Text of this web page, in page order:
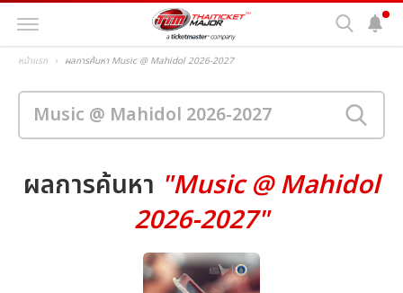
หน้าแรก ผลการค้นหา Music @ Mahidol 2026-2027
ผลการค้นหา "Music @ Mahidol
2026-2027"